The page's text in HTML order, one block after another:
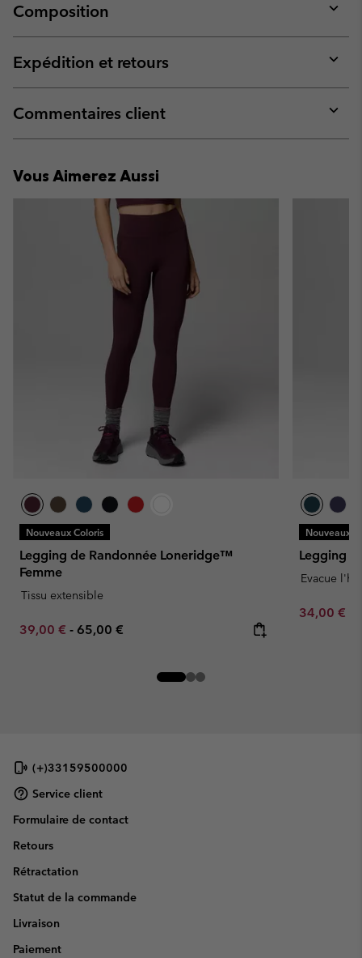
Composition
or
Expédition et retours
or
Commentaires client
or
Vous Aimerez Aussi
Nouveaux Coloris
Legging de Randonnée Loneridge™
Femme
Tissu extensible
Minimum sale price:
39,00 € - Maximum price:
65,00 €
Nouveaux
Legging
Evacue
Minimum
34,00 €
(+)33159500000
Service client
Formulaire de contact
Retours
Rétractation
Statut de la commande
Livraison
Paiement